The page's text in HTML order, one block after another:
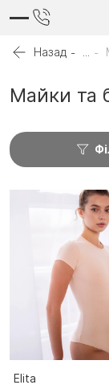
Назад
Майки та
Elita